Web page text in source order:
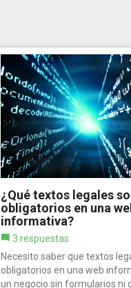
¿Qué textos legales
obligatorios en una
informativa?
3 respuestas
Necesito saber que textos
obligatorios en una web
un negocio sin formularios ni